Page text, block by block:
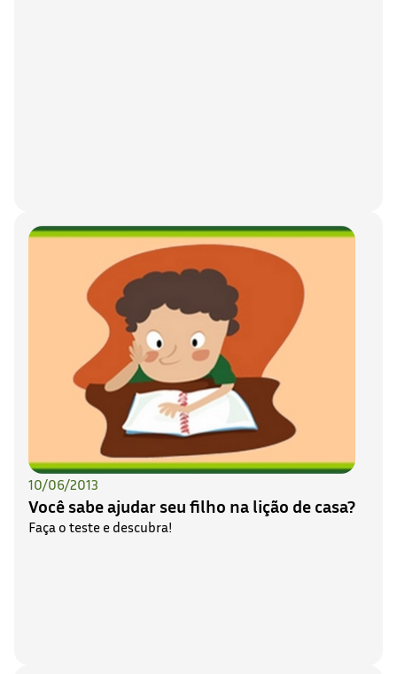
10/06/2013
Você sabe ajudar seu filho na lição de casa?
Faça o teste e descubra!